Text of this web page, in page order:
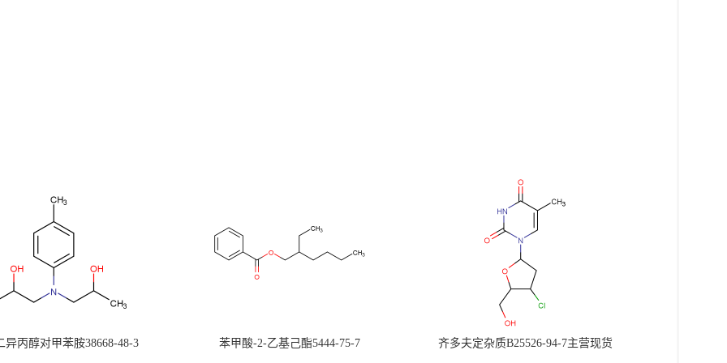
异丙醇对甲苯胺38668-48-3 苯甲酸-2-乙基己酯5444-75-7 齐多夫定杂质B25526-94-7主营现货